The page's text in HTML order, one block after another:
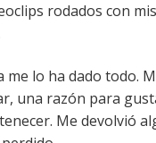
rodados con
me lo ha dado todo.
una razón para
Me devolvió